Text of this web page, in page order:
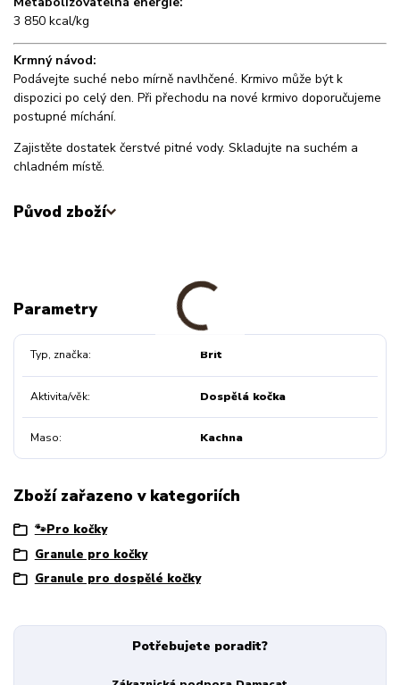
3 850 kcal/kg
Krmný návod:
Podávejte suché nebo mírně navlhčené. Krmivo může být k
dispozici po celý den. Při přechodu na nové krmivo doporučujeme
postupné míchání.
Zajistěte dostatek čerstvé pitné vody. Skladujte na suchém a
chladném místě.
Původ zboží
Parametry
Typ, značka Brit
Aktivita/věk Dospělá kočka
Maso Kachna
Zboží zařazeno v kategoriích
🐾Pro kočky
Granule pro kočky
Granule pro dospělé kočky
Potřebujete poradit?